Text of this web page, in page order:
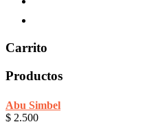
Carrito
Productos
Abu Simbel
$ 2.500